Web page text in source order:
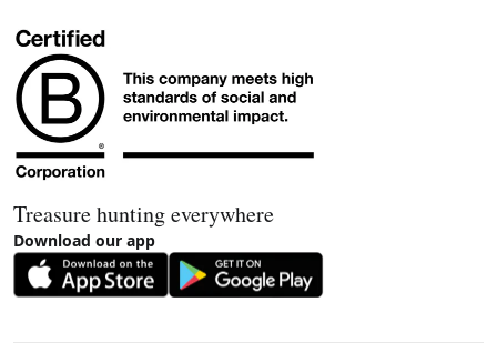
Treasure hunting everywhere
Download our app